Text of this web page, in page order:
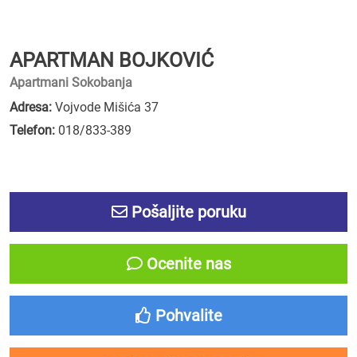
APARTMAN BOJKOVIĆ
Apartmani Sokobanja
Adresa: Vojvode Mišića 37
Telefon: 018/833-389
Pošaljite poruku
Ocenite nas
Pohvalite